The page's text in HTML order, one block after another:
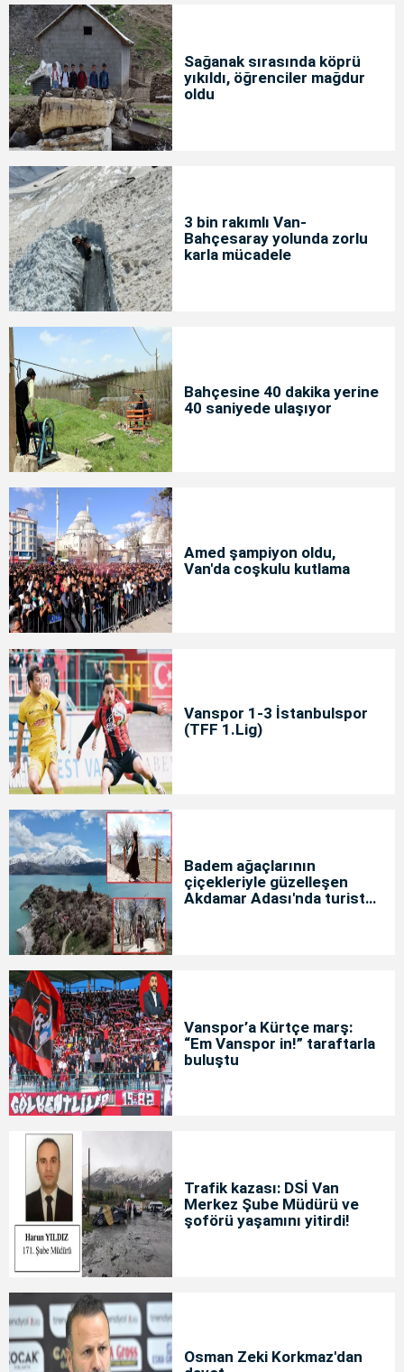
Sağanak sırasında köprü
yıkıldı, öğrenciler mağdur
oldu
3 bin rakımlı Van-
Bahçesaray yolunda zorlu
karla mücadele
Bahçesine 40 dakika yerine
40 saniyede ulaşıyor
Amed şampiyon oldu,
Van'da coşkulu kutlama
Vanspor 1-3 İstanbulspor
(TFF 1.Lig)
Badem ağaçlarının
çiçekleriyle güzelleşen
Akdamar Adası'nda turist
Vanspor’a Kürtçe marş:
“Em Vanspor in!” taraftarla
buluştu
Trafik kazası: DSİ Van
Merkez Şube Müdürü ve
şoförü yaşamını yitirdi!
Osman Zeki Korkmaz'dan